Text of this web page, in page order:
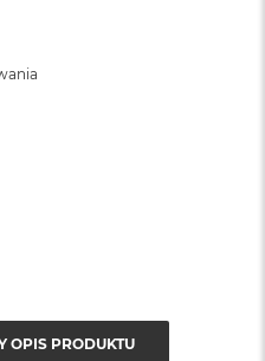
OPIS PRODUKTU